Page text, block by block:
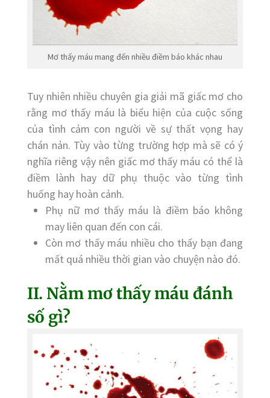
Mơ thấy máu mang đến nhiều điềm báo khác nhau
Tuy nhiên nhiều chuyên gia giải mã giấc mơ cho
rằng mơ thấy máu là biểu hiện của cuộc sống
của tình cảm con người về sự thất vọng hay
chán nản. Tùy vào từng trường hợp mà sẽ có ý
nghĩa riêng vậy nên giấc mơ thấy máu có thể là
điềm lành hay dữ phụ thuộc vào từng tình
huống hay hoàn cảnh.
Phụ nữ mơ thấy máu là điềm báo không
may liên quan đến con cái.
Còn mơ thấy máu nhiều cho thấy bạn đang
mất quá nhiều thời gian vào chuyện nào đó.
II. Nằm mơ thấy máu đánh
số gì?